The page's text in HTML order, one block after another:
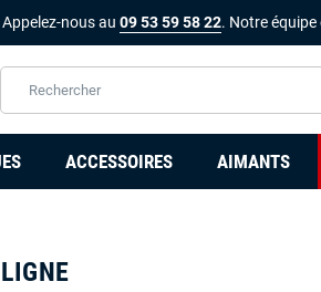
Appelez-nous au09 53 59 58 22. Notre
ACCESSOIRES AIMANTS